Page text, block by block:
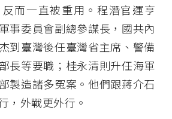
而一直被重用。程潛官運亨
事委員會副總參謀長，國共內
到臺灣後任臺灣省主席、警備
長等要職；桂永清則升任海軍
製造諸多冤案。他們跟蔣介石
，外戰更外行。